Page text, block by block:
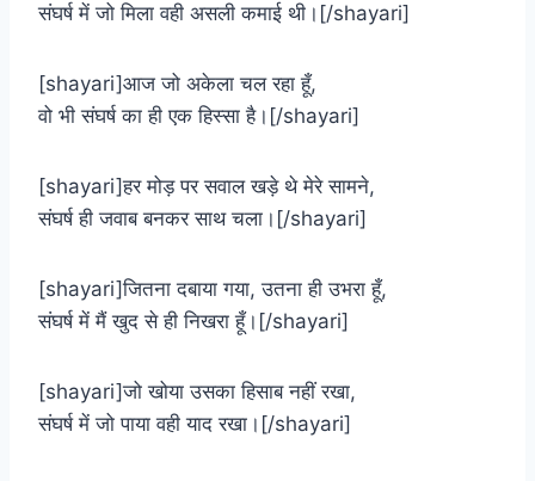
संघर्ष में जो मिला वही असली कमाई थी।[/shayari]
[shayari]आज जो अकेला चल रहा हूँ,
वो भी संघर्ष का ही एक हिस्सा है।[/shayari]
[shayari]हर मोड़ पर सवाल खड़े थे मेरे सामने,
संघर्ष ही जवाब बनकर साथ चला।[/shayari]
[shayari]जितना दबाया गया, उतना ही उभरा हूँ,
संघर्ष में मैं खुद से ही निखरा हूँ।[/shayari]
[shayari]जो खोया उसका हिसाब नहीं रखा,
संघर्ष में जो पाया वही याद रखा।[/shayari]